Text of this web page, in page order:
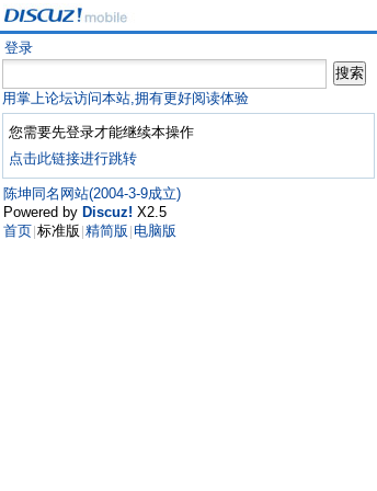
登录
用掌上论坛访问本站,拥有更好阅读体验
您需要先登录才能继续本操作
点击此链接进行跳转
陈坤同名网站(2004-3-9成立)
Powered by Discuz! X2.5
首页 标准版 精简版 电脑版